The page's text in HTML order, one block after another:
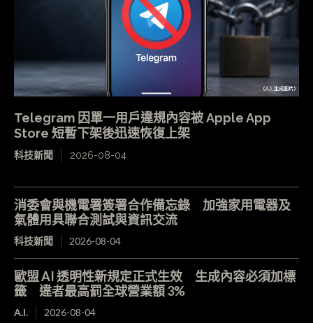
Telegram 因單一用戶違規內容被 Apple App
Store 短暫下架後迅速恢復上架
科技新聞 2026-08-04
消委會與機電署簽署合作備忘錄 加強家用電器及
氣體用具聯合測試與資訊交流
科技新聞 2026-08-04
歐盟 AI 透明性新規定正式生效 生成內容必須加標
籤 違者最高罰全球營業額 3%
A.I. 2026-08-04